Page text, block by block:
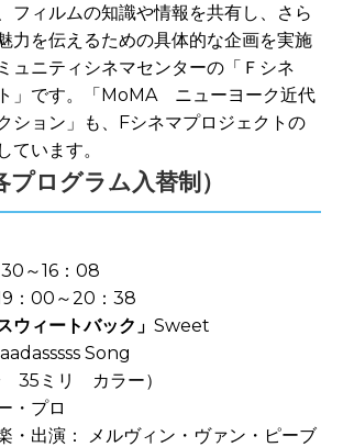
フィルムの知識や情報を共有し、さら
力を伝えるための具体的な企画を実施
ュニティシネマセンターの「Ｆシネ
」です。「MoMA ニューヨーク近代
ション」も、Fシネマプロジェクトの
ています。
プログラム入替制）
～16：08
：00～20：38
ウィートバック」 Sweet
Song
35ミリ カラー）
・プロ
・出演： メルヴィン・ヴァン・ピーブ